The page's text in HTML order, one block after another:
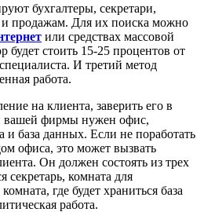
бухгалтеры, секретари,
и продажам. Для их поиска можно
или средствах массовой
стоить 15-25 процентов от
И третий метод
работа.
на клиента, заверить его в
вашей фирмы нужен офис,
база данных. Если не поработать
офиса, это может вызвать
Он должен состоять из трех
секретарь, комната для
где будет храниться база
работа.